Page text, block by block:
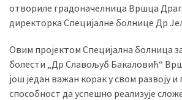
отвориле градоначелница Вршца
директорка Специјалне болнице Др
Овим пројектом Специјална болница
болести „Др Славољуб Бакаловић“
још један важан корак у свом развоју
способност да успешно реализује